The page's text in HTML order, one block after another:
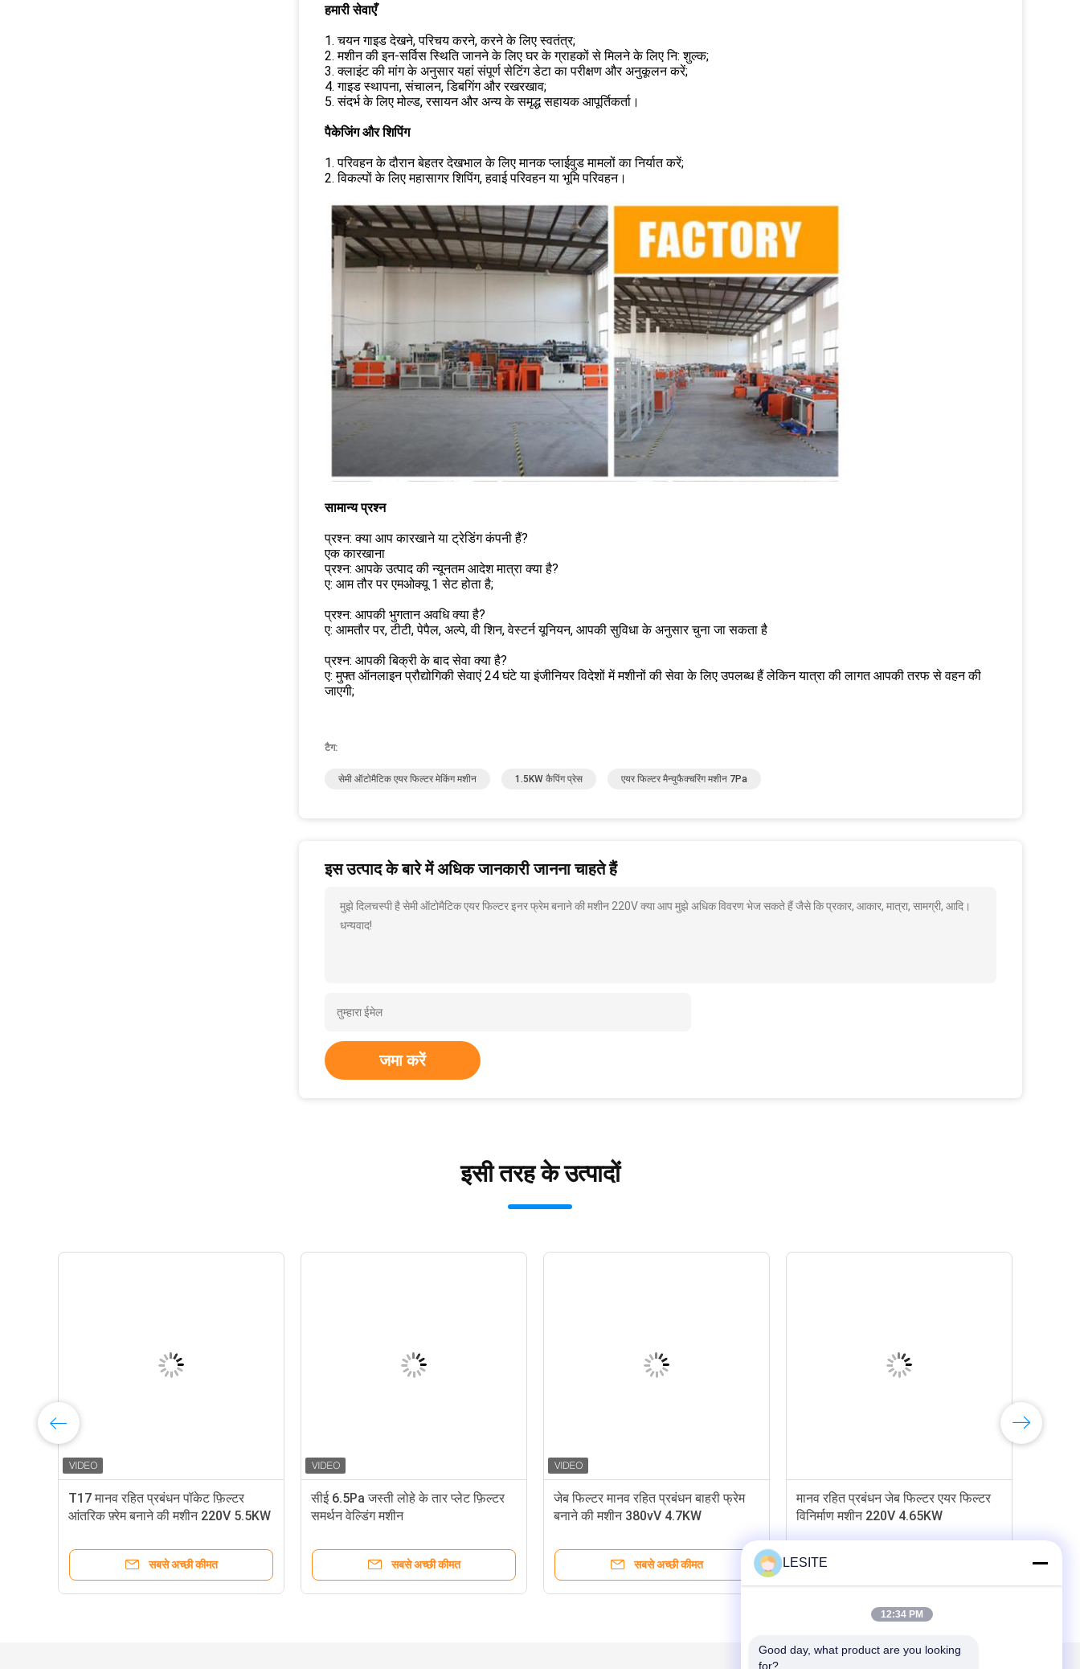
हमारी सेवाएँ
1. चयन गाइड देखने, परिचय करने, करने के लिए स्वतंत्र;
2. मशीन की इन-सर्विस स्थिति जानने के लिए घर के ग्राहकों से मिलने के लिए नि: शुल्क;
3. क्लाइंट की मांग के अनुसार यहां संपूर्ण सेटिंग डेटा का परीक्षण और अनुकूलन करें;
4. गाइड स्थापना, संचालन, डिबगिंग और रखरखाव;
5. संदर्भ के लिए मोल्ड, रसायन और अन्य के समृद्ध सहायक आपूर्तिकर्ता।
पैकेजिंग और शिपिंग
1. परिवहन के दौरान बेहतर देखभाल के लिए मानक प्लाईवुड मामलों का निर्यात करें;
2. विकल्पों के लिए महासागर शिपिंग, हवाई परिवहन या भूमि परिवहन।
सामान्य प्रश्न
प्रश्न: क्या आप कारखाने या ट्रेडिंग कंपनी हैं?
एक कारखाना
प्रश्न: आपके उत्पाद की न्यूनतम आदेश मात्रा क्या है?
ए: आम तौर पर एमओक्यू 1 सेट होता है;
प्रश्न: आपकी भुगतान अवधि क्या है?
ए: आमतौर पर, टीटी, पेपैल, अल्पे, वी शिन, वेस्टर्न यूनियन, आपकी सुविधा के अनुसार चुना जा सकता है
प्रश्न: आपकी बिक्री के बाद सेवा क्या है?
ए: मुफ्त ऑनलाइन प्रौद्योगिकी सेवाएं 24 घंटे या इंजीनियर विदेशों में मशीनों की सेवा के लिए उपलब्ध हैं लेकिन यात्रा की लागत आपकी तरफ से वहन की
जाएगी;
टैग:
सेमी ऑटोमैटिक एयर फिल्टर मेकिंग मशीन 1.5KW कैपिंग प्रेस एयर फिल्टर मैन्युफैक्चरिंग मशीन 7Pa
इस उत्पाद के बारे में अधिक जानकारी जानना चाहते हैं
मुझे दिलचस्पी है सेमी ऑटोमैटिक एयर फिल्टर इनर फ्रेम बनाने की मशीन 220V क्या आप मुझे अधिक विवरण भेज सकते हैं जैसे कि प्रकार, आकार, मात्रा, सामग्री, आदि।
धन्यवाद!
जमा करें
इसी तरह के उत्पादों
T17 मानव रहित प्रबंधन पॉकेट फ़िल्टर
आंतरिक फ़्रेम बनाने की मशीन 220V 5.5KW
सबसे अच्छी कीमत
सीई 6.5Pa जस्ती लोहे के तार प्लेट फ़िल्टर
समर्थन वेल्डिंग मशीन
सबसे अच्छी कीमत
जेब फिल्टर मानव रहित प्रबंधन बाहरी फ्रेम
बनाने की मशीन 380vV 4.7KW
सबसे अच्छी कीमत
मानव रहित प्रबंधन जेब फिल्टर एयर फिल्टर
विनिर्माण मशीन 220V 4.65KW
LESITE
12:34 PM
Good day, what product are you looking
for?